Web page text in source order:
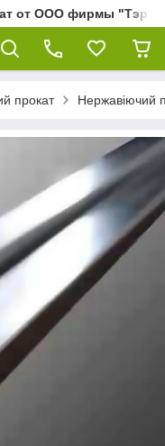
от ООО фирмы "Тэра"
прокат Нержавіючий